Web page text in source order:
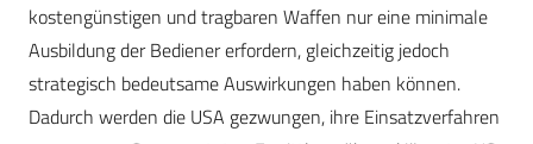
kostengünstigen und tragbaren Waffen nur eine minimale
Ausbildung der Bediener erfordern, gleichzeitig jedoch
strategisch bedeutsame Auswirkungen haben können.
Dadurch werden die USA gezwungen, ihre Einsatzverfahren